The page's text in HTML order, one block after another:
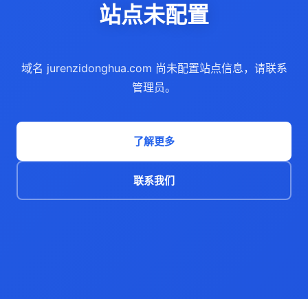
站点未配置
域名 jurenzidonghua.com 尚未配置站点信息，请联系
管理员。
了解更多
联系我们